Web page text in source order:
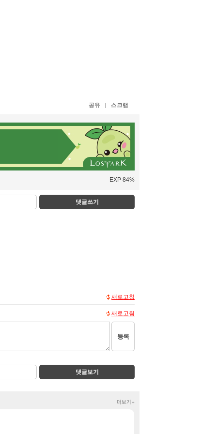
공유 스크랩
EXP 84%
댓글쓰기
새로고침
새로고침
등록
댓글보기
더보기+